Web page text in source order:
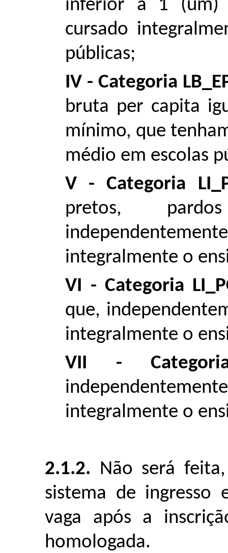
inferior a 1 (um)
cursado
públicas;
IV - Categoria
bruta per capita
mínimo, que
médio em escolas
V - Categoria
pretos,
integralmente o
VI - Categoria
que,
integralmente o
VII -
integralmente o
2.1.2. Não será
sistema de ingresso
vaga após a
homologada.